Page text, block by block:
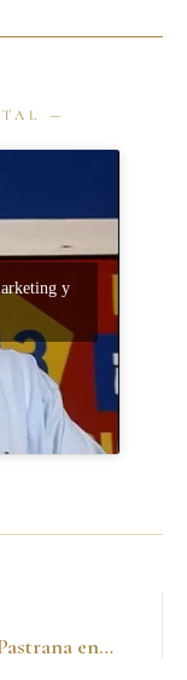
y
Manifestación de apoyo a Andrés Pastrana en el Cauca -1998-